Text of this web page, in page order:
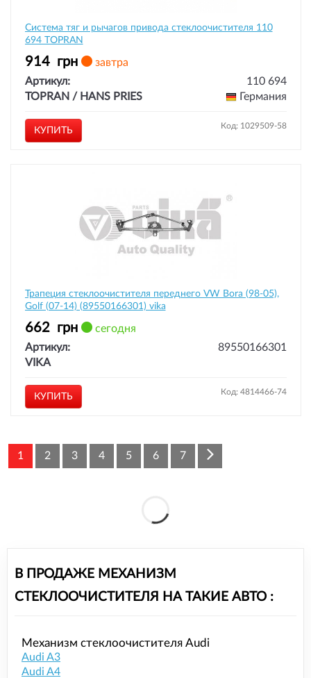
Система тяг и рычагов привода стеклоочистителя 110
694 TOPRAN
914 грн
завтра
Артикул:
110 694
TOPRAN / HANS PRIES
Германия
КУПИТЬ Код: 1029509-58
Трапеция стеклоочистителя переднего VW Bora (98-05),
Golf (07-14) (89550166301) vika
662 грн
сегодня
Артикул:
89550166301
VIKA
КУПИТЬ Код: 4814466-74
1 2 3 4 5 6 7
В ПРОДАЖЕ МЕХАНИЗМ
СТЕКЛООЧИСТИТЕЛЯ НА ТАКИЕ АВТО :
Механизм стеклоочистителя Audi
Audi A3
Audi A4